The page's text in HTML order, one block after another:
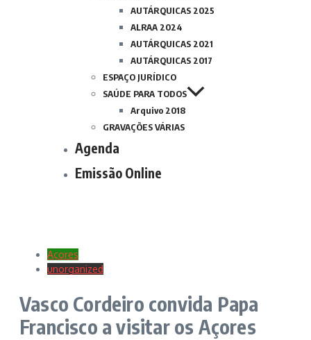
AUTÁRQUICAS 2025
ALRAA 2024
AUTÁRQUICAS 2021
AUTÁRQUICAS 2017
ESPAÇO JURÍDICO
SAÚDE PARA TODOS
Arquivo 2018
GRAVAÇÕES VÁRIAS
Agenda
Emissão Online
Açores
unorganized
Vasco Cordeiro convida Papa
Francisco a visitar os Açores